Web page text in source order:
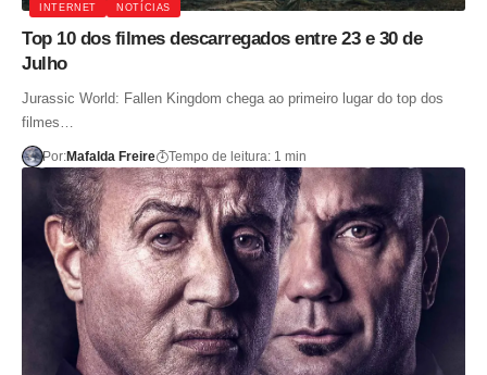
INTERNET NOTÍCIAS
Top 10 dos filmes descarregados entre 23 e 30 de
Julho
Jurassic World: Fallen Kingdom chega ao primeiro lugar do top dos
filmes…
Por:Mafalda Freire Tempo de leitura: 1 min